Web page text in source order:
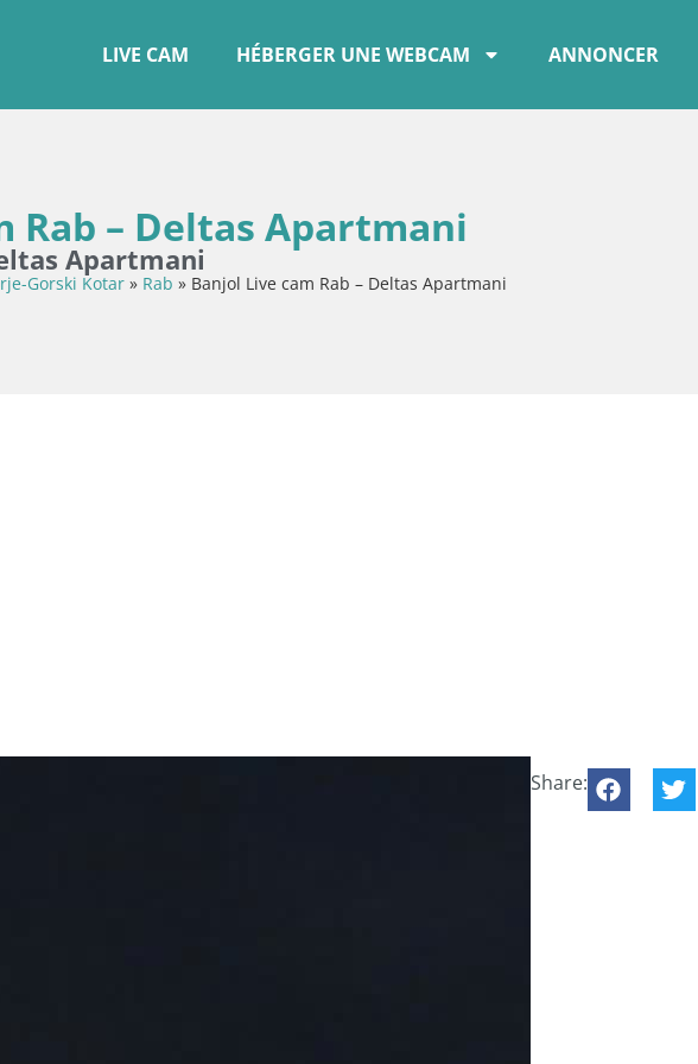
LIVE CAM HÉBERGER UNE WEBCAM ANNONCER
Rab – Deltas Apartmani
Apartmani
Gorski Kotar » Rab » Banjol Live cam Rab – Deltas Apartmani
Share: